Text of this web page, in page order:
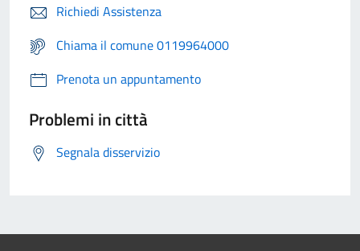
Richiedi Assistenza
Chiama il comune 0119964000
Prenota un appuntamento
Problemi in città
Segnala disservizio